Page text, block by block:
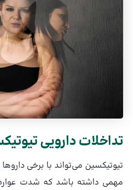
تداخلات دارویی
تیوتیکسین می‌تواند با برخی داروها
مهمی داشته باشد که شدت